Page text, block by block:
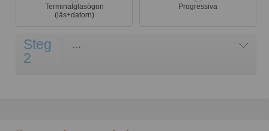
Terminalglasögon
(läs+datorn)
Progressiva
Steg
2
...